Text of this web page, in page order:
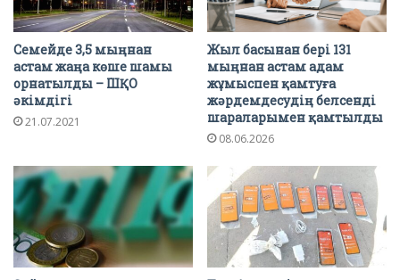
Семейде 3,5 мыңнан
астам жаңа көше шамы
орнатылды – ШҚО
әкімдігі
21.07.2021
Жыл басынан бері 131
мыңнан астам адам
жұмыспен қамтуға
жәрдемдесудің белсенді
шараларымен қамтылды
08.06.2026